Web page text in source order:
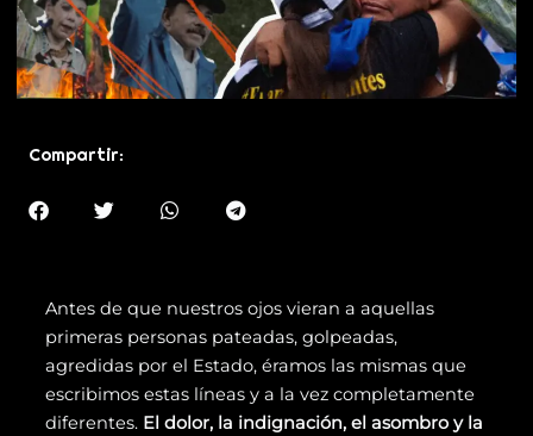
Compartir:
Antes de que nuestros ojos vieran a aquellas
primeras personas pateadas, golpeadas,
agredidas por el Estado, éramos las mismas que
escribimos estas líneas y a la vez completamente
diferentes. El dolor, la indignación, el asombro y la